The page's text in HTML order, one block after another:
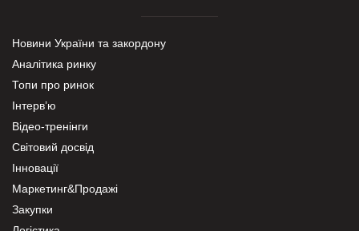
Новини України та закордону
Аналітика ринку
Топи про ринок
Інтерв’ю
Відео-тренінги
Світовий досвід
Інновації
Маркетинг&Продажі
Закупки